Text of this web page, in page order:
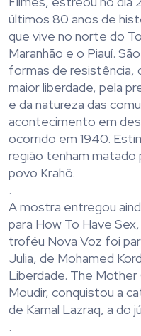
últimos 80 anos de
que vive no norte do
Maranhão e o Piauí.
formas de resistência,
maior liberdade, pela
e da natureza das
acontecimento em
ocorrido em 1940.
região tenham
povo Krahô.
.
A mostra entregou
para How To Have
troféu Nova Voz foi
Julia, de Mohamed
Liberdade. The
Moudir, conquistou a
de Kamal Lazraq, a do
.